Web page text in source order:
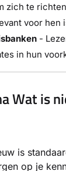
zich te
voor hen
-
in hun
Wat is
is
op je